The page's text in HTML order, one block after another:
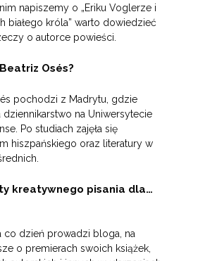
napiszemy o „Eriku Voglerze i
białego króla” warto dowiedzieć
o autorce powieści.
Osés?
pochodzi z Madrytu, gdzie
dziennikarstwo na Uniwersytecie
Po studiach zajęła się
hiszpańskiego oraz literatury w
kreatywnego pisania dla…
co dzień prowadzi bloga, na
o premierach swoich książek,